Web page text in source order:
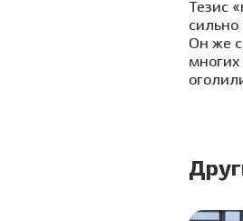
Тезис
сильно
Он же
многих